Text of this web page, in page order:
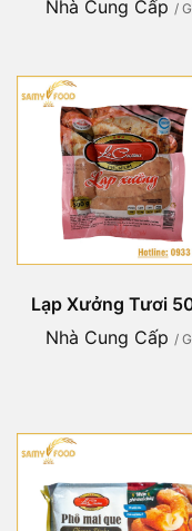
Nhà Cung Cấp /
Lạp Xưởng Tươi
Nhà Cung Cấp /